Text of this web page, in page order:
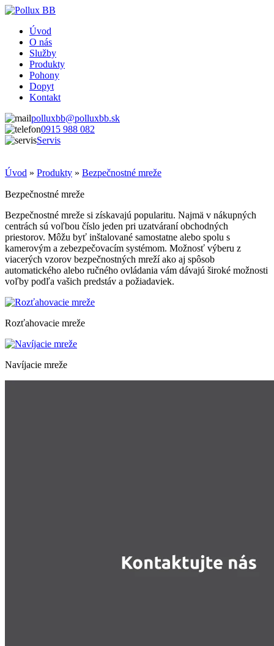
Úvod
O nás
Služby
Produkty
Pohony
Dopyt
Kontakt
polluxbb@polluxbb.sk
0915 988 082
Servis
Úvod » Produkty » Bezpečnostné mreže
Bezpečnostné mreže
Bezpečnostné mreže si získavajú popularitu. Najmä v nákupných
centrách sú voľbou číslo jeden pri uzatváraní obchodných
priestorov. Môžu byť inštalované samostatne alebo spolu s
kamerovým a zebezpečovacím systémom. Možnosť výberu z
viacerých vzorov bezpečnostných mreží ako aj spôsob
automatického alebo ručného ovládania vám dávajú široké možnosti
voľby podľa vašich predstáv a požiadaviek.
Rozťahovacie mreže
Navíjacie mreže